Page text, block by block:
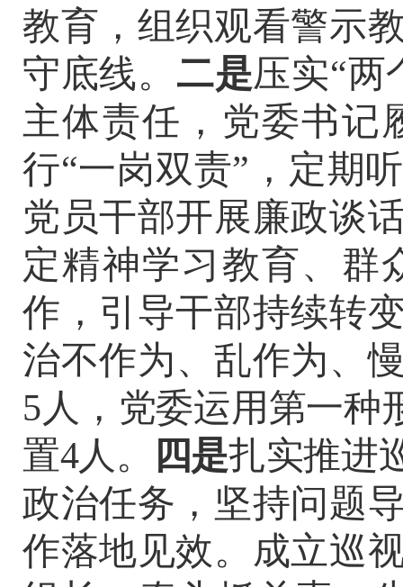
教育，组织观看警示
守底线。 二是压实“两
主体责任，党委书记
行“一岗双责” ，定期
党员干部开展廉政谈
定精神学习教育、群
作，引导干部持续转
治不作为、乱作为、
5 人， 党委运用第一种
置4人 。 四是扎实推进
政治任务，坚持问题
作落地见效。成立巡